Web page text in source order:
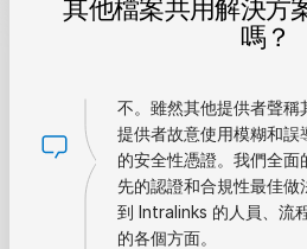
其他檔案共用解決方
嗎？
不。雖然其他提供者聲稱
提供者故意使用模糊和
的安全性憑證。我們全
先的認證和合規性最佳做
到 Intralinks 的人員、流
的各個方面。